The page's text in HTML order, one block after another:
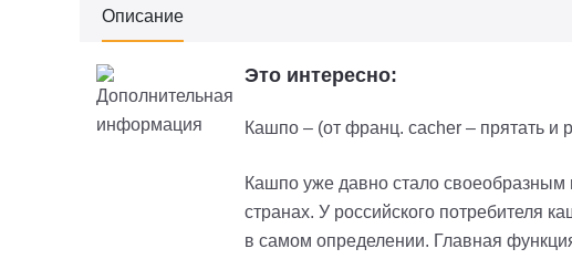
Описание
Это интересно:
Кашпо – (от франц. cacher – прятать и
Кашпо уже давно стало своеобразным
странах. У российского потребителя
в самом определении. Главная